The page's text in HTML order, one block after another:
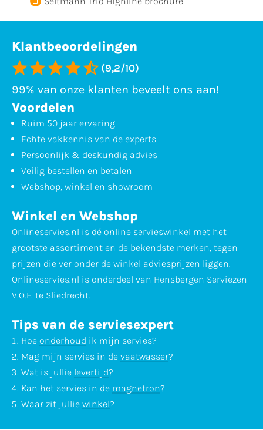
Klantbeoordelingen
(9,2/10)
99% van onze klanten beveelt ons aan!
Voordelen
Ruim 50 jaar ervaring
Echte vakkennis van de experts
Persoonlijk & deskundig advies
Veilig bestellen en betalen
Webshop, winkel en showroom
Winkel en Webshop
Onlineservies.nl is dé online servieswinkel met het
grootste assortiment en de bekendste merken, tegen
prijzen die ver onder de winkel adviesprijzen liggen.
Onlineservies.nl is onderdeel van Hensbergen Serviezen
V.O.F. te Sliedrecht.
Tips van de serviesexpert
Hoe onderhoud ik mijn servies?
Mag mijn servies in de vaatwasser?
Wat is jullie levertijd?
Kan het servies in de magnetron?
Waar zit jullie winkel?